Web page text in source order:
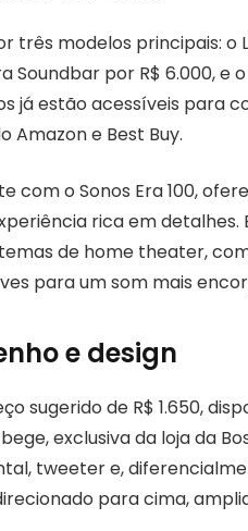
três modelos principais: o
Soundbar por R$ 6.000, e
já estão acessíveis para
Amazon e Best Buy.
o Sonos Era 100,
rica em detalhes.
de home theater,
para um som mais
e design
sugerido de R$ 1.650,
exclusiva da loja da
tweeter e,
para cima,